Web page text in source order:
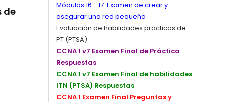
de
Módulos 16 - 17: Examen de crear y
asegurar una red pequeña
Evaluación de habilidades prácticas de
PT (PTSA)
CCNA 1 v7 Examen Final de Práctica
Respuestas
CCNA 1 v7 Examen Final de habilidades
ITN (PTSA) Respuestas
CCNA 1 Examen Final Preguntas y